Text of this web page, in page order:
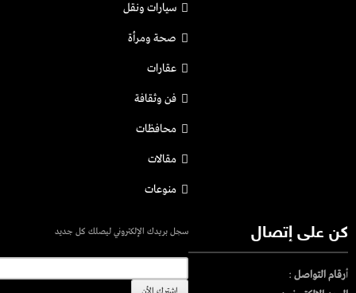
سيارات ونقل
صحة ومرأة
عقارات
فن وثقافة
محافظات
مقالات
منوعات
كن على إتصال
أرقام التواصل :
سجل بريدك الإلكتروني ليصلك كل جديد